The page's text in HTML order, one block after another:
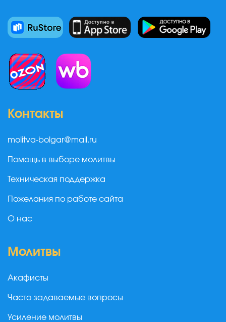
Контакты
molitva-bolgar@mail.ru
Помощь в выборе молитвы
Техническая поддержка
Пожелания по работе сайта
О нас
Молитвы
Акафисты
Часто задаваемые вопросы
Усиление молитвы